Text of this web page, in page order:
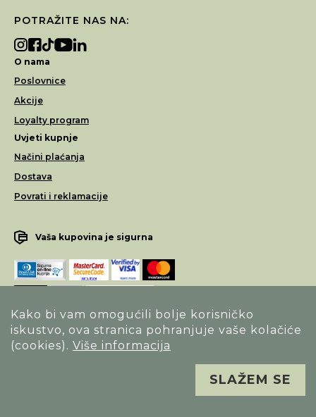
Kako bi vam omogućili bolje korisničko
iskustvo, ova stranica pohranjuje vaše kolačiće
(cookies). Više informacija
SLAŽEM SE
POTRAŽITE NAS NA:
O nama
Poslovnice
Akcije
Loyalty program
Uvjeti kupnje
Načini plaćanja
Dostava
Povrati i reklamacije
Vaša kupovina je sigurna
Opći uvjeti poslovanja
Sva prava pridržana. Alfa Vision optika ©